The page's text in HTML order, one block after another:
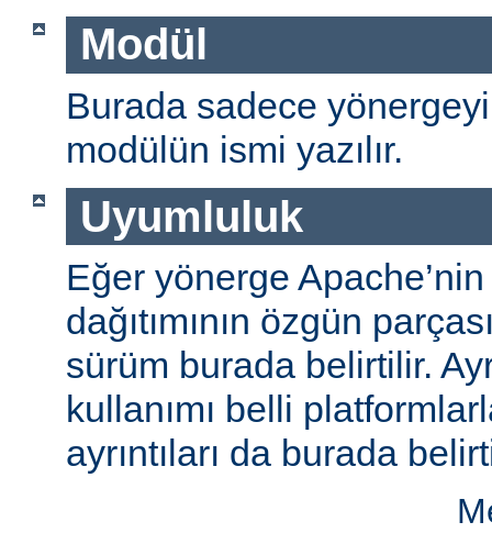
Modül
Burada sadece
modülün ismi yazılır.
Uyumluluk
Eğer yönerge
dağıtımının özgün
sürüm burada belirtilir.
kullanımı belli
ayrıntıları da burada